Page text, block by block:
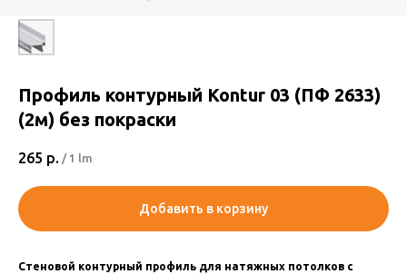
Профиль контурный Kontur 03 (ПФ 2633)
(2м) без покраски
265 р. / 1 lm
Добавить в корзину
Стеновой контурный профиль для натяжных потолков с